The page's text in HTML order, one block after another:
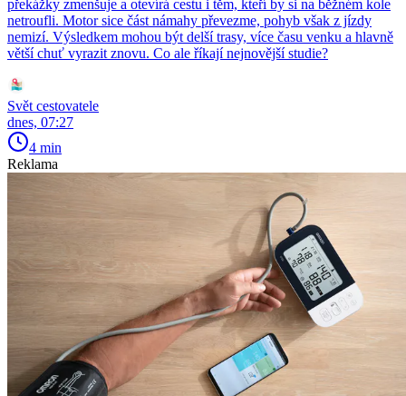
překážky zmenšuje a otevírá cestu i těm, kteří by si na běžném kole
netroufli. Motor sice část námahy převezme, pohyb však z jízdy
nemizí. Výsledkem mohou být delší trasy, více času venku a hlavně
větší chuť vyrazit znovu. Co ale říkají nejnovější studie?
Svět cestovatele
dnes, 07:27
4 min
Reklama